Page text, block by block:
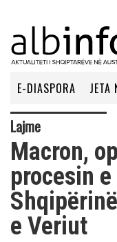
E-DIASPORA JETA
Lajme
​Macron,
procesin
e Veriut